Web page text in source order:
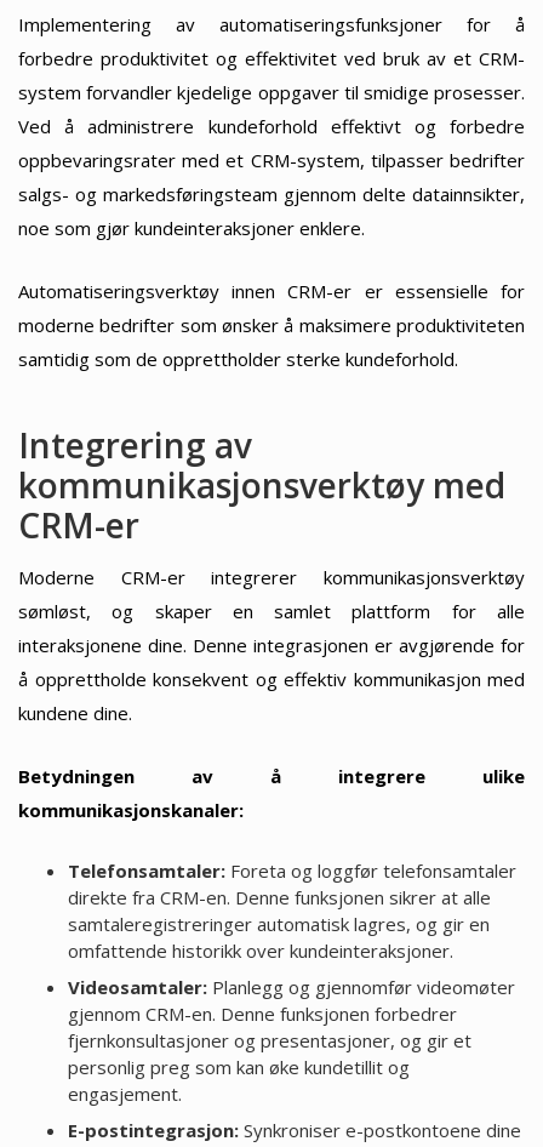
Implementering av automatiseringsfunksjoner for å
forbedre produktivitet og effektivitet ved bruk av et CRM-
system forvandler kjedelige oppgaver til smidige prosesser.
Ved å administrere kundeforhold effektivt og forbedre
oppbevaringsrater med et CRM-system, tilpasser bedrifter
salgs- og markedsføringsteam gjennom delte datainnsikter,
noe som gjør kundeinteraksjoner enklere.
Automatiseringsverktøy innen CRM-er er essensielle for
moderne bedrifter som ønsker å maksimere produktiviteten
samtidig som de opprettholder sterke kundeforhold.
Integrering av
kommunikasjonsverktøy med
CRM-er
Moderne CRM-er integrerer kommunikasjonsverktøy
sømløst, og skaper en samlet plattform for alle
interaksjonene dine. Denne integrasjonen er avgjørende for
å opprettholde konsekvent og effektiv kommunikasjon med
kundene dine.
Betydningen av å integrere ulike
kommunikasjonskanaler:
Telefonsamtaler:Foreta og loggfør telefonsamtaler
direkte fra CRM-en. Denne funksjonen sikrer at alle
samtaleregistreringer automatisk lagres, og gir en
omfattende historikk over kundeinteraksjoner.
Videosamtaler:Planlegg og gjennomfør videomøter
gjennom CRM-en. Denne funksjonen forbedrer
fjernkonsultasjoner og presentasjoner, og gir et
personlig preg som kan øke kundetillit og
engasjement.
E-postintegrasjon:Synkroniser e-postkontoene dine